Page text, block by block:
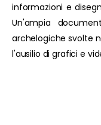
informazioni e
Un'ampia
archelogiche svolte
l'ausilio di grafici e